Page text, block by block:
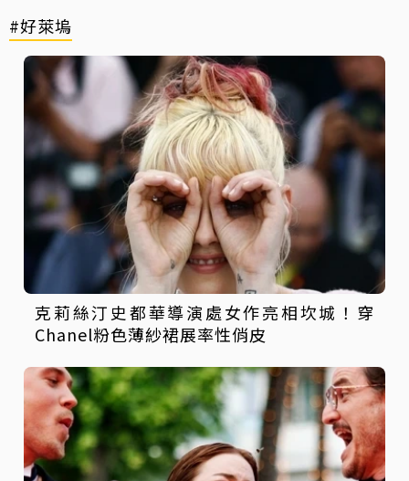
#好萊塢
克莉絲汀史都華導演處女作亮相坎城！穿
Chanel粉色薄紗裙展率性俏皮